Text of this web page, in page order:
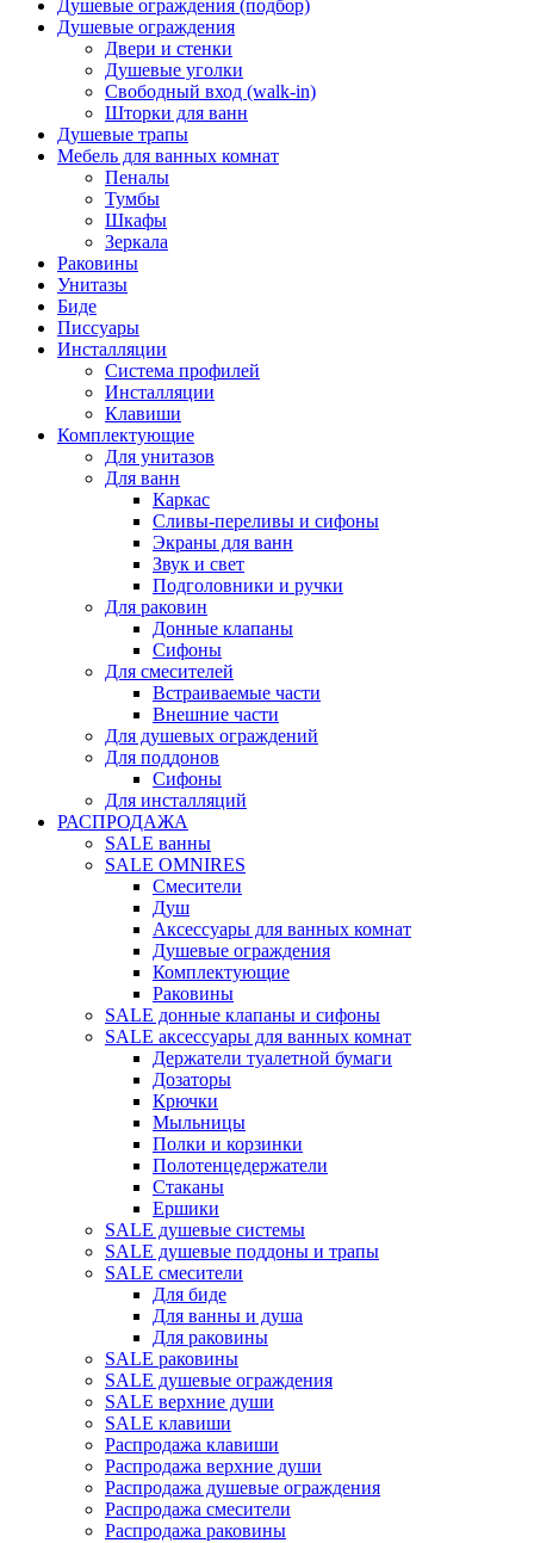
Душевые ограждения (подбор)
Душевые ограждения
Двери и стенки
Душевые уголки
Свободный вход (walk-in)
Шторки для ванн
Душевые трапы
Мебель для ванных комнат
Пеналы
Тумбы
Шкафы
Зеркала
Раковины
Унитазы
Биде
Писсуары
Инсталляции
Система профилей
Инсталляции
Клавиши
Комплектующие
Для унитазов
Для ванн
Каркас
Сливы-переливы и сифоны
Экраны для ванн
Звук и свет
Подголовники и ручки
Для раковин
Донные клапаны
Сифоны
Для смесителей
Встраиваемые части
Внешние части
Для душевых ограждений
Для поддонов
Сифоны
Для инсталляций
РАСПРОДАЖА
SALE ванны
SALE OMNIRES
Смесители
Душ
Аксессуары для ванных комнат
Душевые ограждения
Комплектующие
Раковины
SALE донные клапаны и сифоны
SALE аксессуары для ванных комнат
Держатели туалетной бумаги
Дозаторы
Крючки
Мыльницы
Полки и корзинки
Полотенцедержатели
Стаканы
Ершики
SALE душевые системы
SALE душевые поддоны и трапы
SALE смесители
Для биде
Для ванны и душа
Для раковины
SALE раковины
SALE душевые ограждения
SALE верхние души
SALE клавиши
Распродажа клавиши
Распродажа верхние души
Распродажа душевые ограждения
Распродажа смесители
Распродажа раковины